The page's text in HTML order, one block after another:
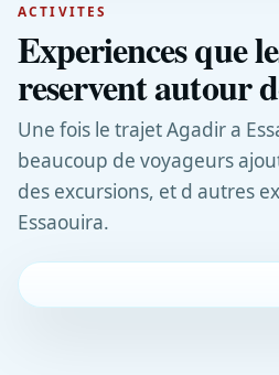
ACTIVITES
Experiences que
reservent autour
Une fois le trajet Agadir a
beaucoup de voyageurs
des excursions, et d autres
Essaouira.